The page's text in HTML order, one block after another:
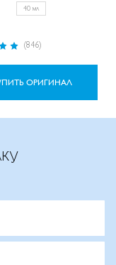
40 мл
(846)
ОРИГИНАЛ